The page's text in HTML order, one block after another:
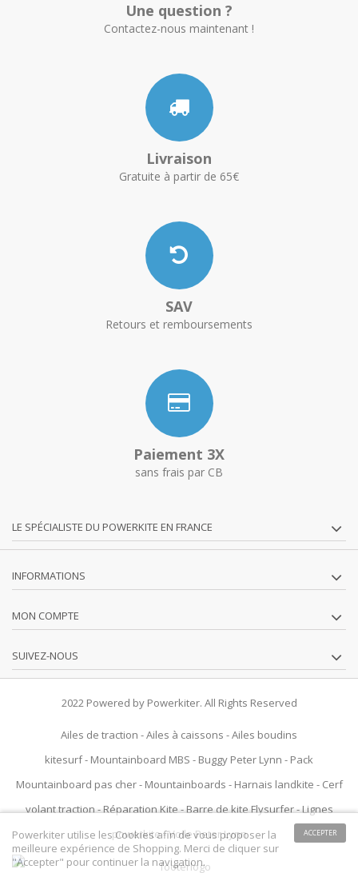
Une question ?
Contactez-nous maintenant !
Livraison
Gratuite à partir de 65€
SAV
Retours et remboursements
Paiement 3X
sans frais par CB
LE SPÉCIALISTE DU POWERKITE EN FRANCE
INFORMATIONS
MON COMPTE
SUIVEZ-NOUS
2022 Powered by Powerkiter. All Rights Reserved
Ailes de traction -Ailes à caissons -Ailes boudins
kitesurf- Mountainboard MBS - Buggy Peter Lynn - Pack
Mountainboard pas cher- Mountainboards - Harnais landkite - Cerf
volant traction-Réparation Kite-Barre de kite Flysurfer-Lignes
powerkite-Voile Peter Lynn ACCEPTER
Powerkiter utilise les Cookies afin de vous proposer la
meilleure expérience de Shopping. Merci de cliquer sur
"Accepter" pour continuer la navigation.